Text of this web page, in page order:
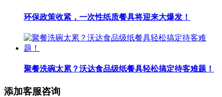
环保政策收紧，一次性纸质餐具将迎来大爆发！
聚餐洗碗太累？沃达食品级纸餐具轻松搞定待客难题！
添加客服咨询